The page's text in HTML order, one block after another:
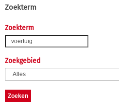
Zoekterm
Zoekterm
Zoekgebied